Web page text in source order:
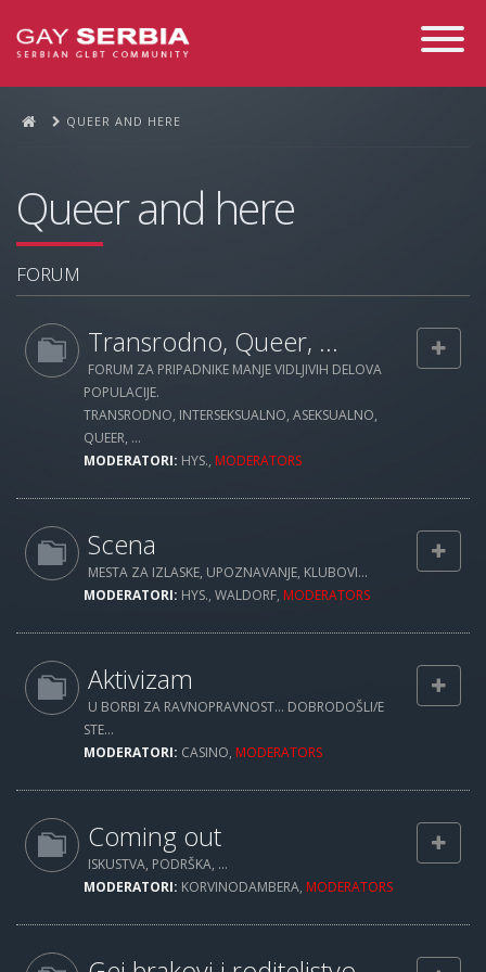
Toggle
QUEER AND HERE
Queer and here
FORUM
Transrodno, Queer, ...
FORUM ZA PRIPADNIKE MANJE VIDLJIVIH DELOVA
POPULACIJE.
TRANSRODNO, INTERSEKSUALNO, ASEKSUALNO,
QUEER, ...
MODERATORI: HYS., MODERATORS
Scena
MESTA ZA IZLASKE, UPOZNAVANJE, KLUBOVI...
MODERATORI: HYS., WALDORF, MODERATORS
Aktivizam
U BORBI ZA RAVNOPRAVNOST... DOBRODOŠLI/E
STE...
MODERATORI: CASINO, MODERATORS
Coming out
ISKUSTVA, PODRŠKA, ...
MODERATORI: KORVINODAMBERA, MODERATORS